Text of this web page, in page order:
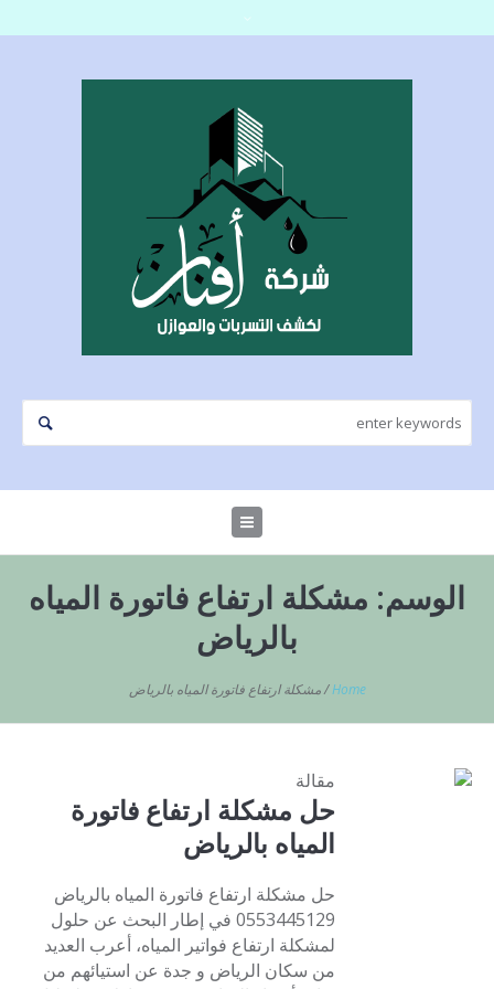
الوسم: مشكلة ارتفاع فاتورة المياه
بالرياض
Home
/مشكلة ارتفاع فاتورة المياه بالرياض
مقالة
حل مشكلة ارتفاع فاتورة
المياه بالرياض
حل مشكلة ارتفاع فاتورة المياه بالرياض
0553445129 في إطار البحث عن حلول
لمشكلة ارتفاع فواتير المياه، أعرب العديد
من سكان الرياض و جدة عن استيائهم من